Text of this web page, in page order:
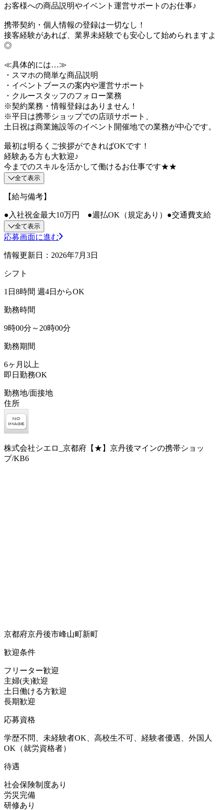
お客様への商品説明やイベント運営サポートのお仕事♪
携帯契約・個人情報の登録は一切なし！
接客経験があれば、業界未経験でも安心して始められますよ
◎
≪具体的には…≫
・スマホの簡単な商品説明
・イベントブースの案内や運営サポート
・クルースタッフのフォロー業務
※契約業務・情報登録はありません！
※平日は携帯ショップでの店頭サポート、
土日祝は商業施設等のイベント開催地での業務が中心です。
最初は明るくご挨拶ができればOKです！
経験ある方も大歓迎♪
今までのスキルを活かして働けるお仕事です★★
全て表示
【給与備考】
●入社祝金最大10万円 ●週払OK（規定あり）●交通費支給
全て表示
応募画面に進む
情報更新日：2026年7月3日
シフト
1日8時間 週4日からOK
勤務時間
9時00分～20時00分
勤務期間
6ヶ月以上
即日勤務OK
勤務地/面接地
住所
株式会社シエロ_京都府【★】京丹後マインの携帯ショッ
プ/KB6
京都府京丹後市峰山町新町
歓迎条件
フリーター歓迎
主婦(夫)歓迎
土日働ける方歓迎
長期歓迎
応募資格
学歴不問、未経験者OK、高校生不可、経験者優遇、外国人
OK（就労資格者）
待遇
社会保険制度あり
労災完備
研修あり